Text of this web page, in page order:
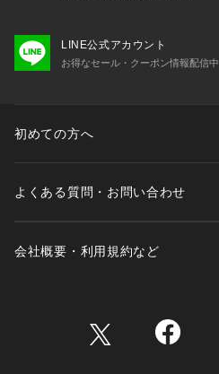
LINE公式アカウント
お得なセール・クーポン情報配信中
初めての方へ
よくある質問・お問い合わせ
会社概要・利用規約など